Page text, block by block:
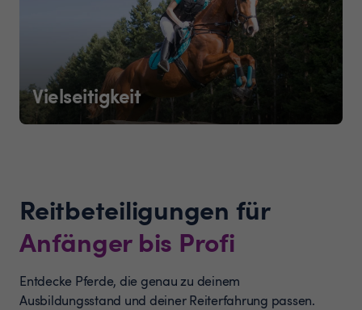
Vielseitigkeit
Reitbeteiligungen für
Anfänger bis Profi
Entdecke Pferde, die genau zu deinem
Ausbildungsstand und deiner Reiterfahrung passen.